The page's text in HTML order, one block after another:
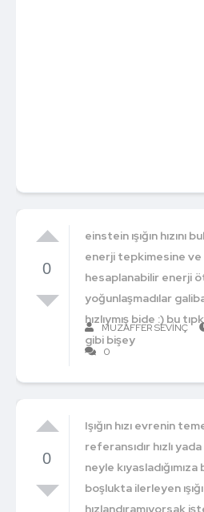
0
einstein ışığın hızını
enerji tepkimesine ve
hesaplanabilir enerji
yoğunlaşmadılar galiba
hızlıymış bide :) bu
gibi bişey
MUZAFFER SEVINÇ
0
0
Işığın hızı evrenin
referansıdır hızlı
neyle kıyasladığımıza
boşlukta ilerleyen ışığı
hızlandıramıyorsak